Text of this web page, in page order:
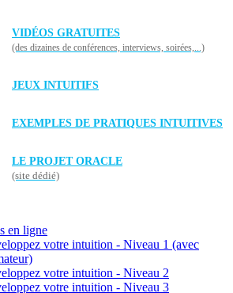
VIDÉOS GRATUITES
(des dizaines de conférences, interviews, soirées,...)
JEUX INTUITIFS
EXEMPLES DE PRATIQUES INTUITIVES
LE PROJET ORACLE
(site dédié)
en ligne
votre intuition - Niveau 1 (avec
votre intuition - Niveau 2
votre intuition - Niveau 3